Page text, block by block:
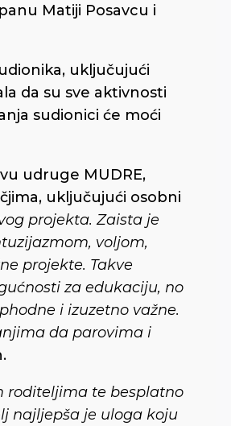
Matiji Posavcu i
uključujući
da su sve aktivnosti
sudionici će moći
udruge MUDRE,
uključujući osobni
projekta. Zaista je
voljom,
projekte. Takve
za edukaciju, no
i izuzetno važne.
da parovima i
roditeljima te besplatno
najljepša je uloga koju